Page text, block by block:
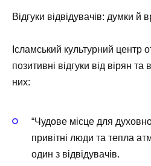
Відгуки відвідувачів: думки й
Ісламський культурний центр
позитивні відгуки від вірян та
них:
“Чудове місце для
привітні люди та тепла
один з відвідувачів.